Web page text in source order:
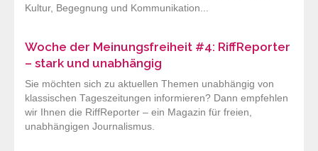
Kultur, Begegnung und Kommunikation...
Woche der Meinungsfreiheit #4: RiffReporter
– stark und unabhängig
Sie möchten sich zu aktuellen Themen unabhängig von
klassischen Tageszeitungen informieren? Dann empfehlen
wir Ihnen die RiffReporter – ein Magazin für freien,
unabhängigen Journalismus.